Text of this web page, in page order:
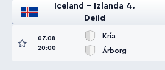
Iceland - Izlanda 4.
Deild
07.08
20:00
Kría
Árborg